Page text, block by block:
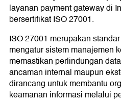
layanan payment gateway di
bersertifikat ISO 27001.
ISO 27001 merupakan
mengatur sistem manajemen
memastikan perlindungan
ancaman internal maupun
dirancang untuk membantu
keamanan informasi melalui